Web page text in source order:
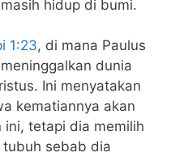
hidup di bumi.
1:23, di mana Paulus
dunia
Ini menyatakan
kematiannya akan
ini, tetapi dia memilih
sebab dia